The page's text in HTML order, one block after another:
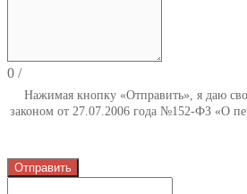
0 /
Нажимая кнопку «Отправить», я даю
законом от 27.07.2006 года №152-ФЗ «О
Отправить